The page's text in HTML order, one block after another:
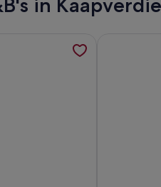
in Kaapverdië
Tortuga b&b right by the
Meer